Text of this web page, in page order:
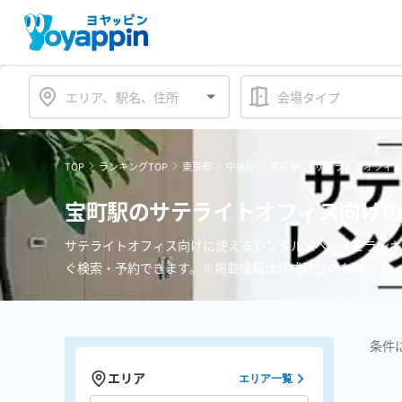
会場タイプ
TOP ランキングTOP 東京都 中央区 サテライトオフィ
宝町駅のサテライトオフィス向け
サテライトオフィス向けに使えるレンタルスペースをラン
ぐ検索・予約できます。※掲載情報は作成時点のものです
条件
エリア
エリア一覧